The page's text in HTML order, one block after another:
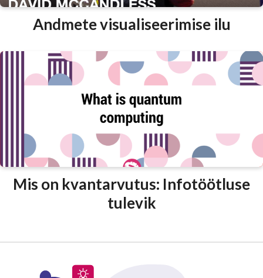
Andmete visualiseerimise ilu
Mis on kvantarvutus: Infotöötluse
tulevik